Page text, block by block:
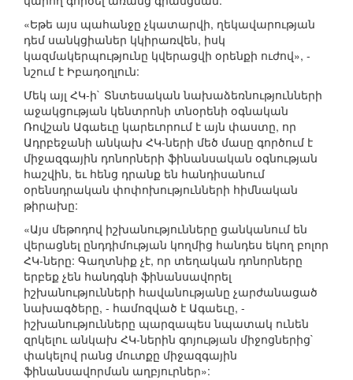
«Եթե այս պահանջը չկատարվի, ղեկավարության
դեմ սանկցիաներ կկիրառվեն, իսկ
կազմակերպությունը կվերացվի օրենքի ուժով», -
նշում է Իբադօղլուն:
Մեկ այլ ՀԿ-ի` Տնտեսական նախաձեռնությունների
աջակցության կենտրոնի տնօրենի օգնական
Ռովշան Ագաեւը կարեւորում է այն փաստը, որ
Ադրբեջանի անկախ ՀԿ-ների մեծ մասը գործում է
միջազգային դոնորների ֆինանսական օգնության
հաշվին, եւ հենց դրանք են հանդիսանում
օրենսդրական փոփոխությունների հիմնական
թիրախը:
«Այս մեթոդով իշխանությունները ցանկանում են
վերացնել ընդդիմության կողմից հանդես եկող բոլոր
ՀԿ-ները: Գաղտնիք չէ, որ տեղական դոնորները
երբեք չեն հանդգնի ֆինանսավորել
իշխանությունների հավանությանը չարժանացած
նախագծերը, - համոզված է Ագաեւը, -
իշխանությունները պարզապես նպատակ ունեն
զրկելու անկախ ՀԿ-ներին գոյության միջոցներից`
փակելով րանց մուտքը միջազգային
ֆինանսավորման աղբյուրներ»: